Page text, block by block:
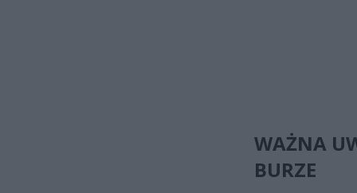
WAŻNA
BURZE